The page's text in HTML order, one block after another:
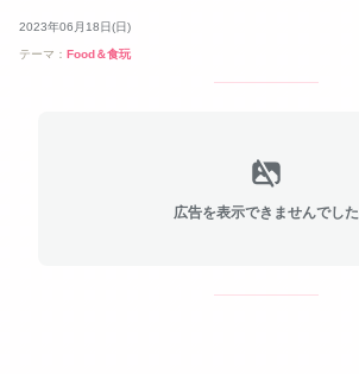
2023年06月18日(日)
テーマ： Food＆食玩
広告を表示できませんでした